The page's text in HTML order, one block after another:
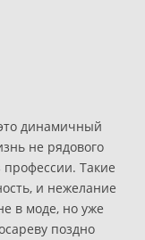
динамичный
не рядового
Такие
и нежелание
в моде, но уже
поздно